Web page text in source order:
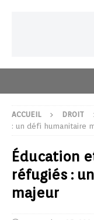
ACCUEIL DROIT
: un défi humanitaire
Éducation
réfugiés :
majeur